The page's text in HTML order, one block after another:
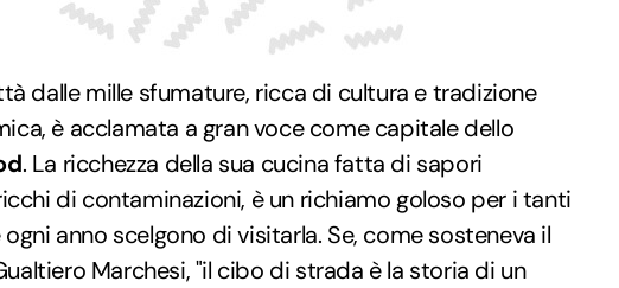
dalle mille sfumature, ricca di cultura e tradizione
è acclamata a gran voce come capitale dello
. La ricchezza della sua cucina fatta di sapori
di contaminazioni, è un richiamo goloso per i tanti
anno scelgono di visitarla. Se, come sosteneva il
Marchesi, "il cibo di strada è la storia di un